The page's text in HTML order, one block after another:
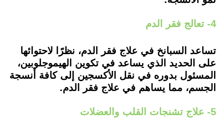
4- تعالج فقر الدم
تساعد السبانخ في علاج فقر الدم، نظرًا لاحتوائها
على الحديد الذي يساعد في تكوين الهيموجلوبين،
المسئول بدوره في نقل الأكسجين إلى كافة أنسجة
الجسم، مما يساهم في علاج فقر الدم.
5- علاج تشنجات القلب والعضلات